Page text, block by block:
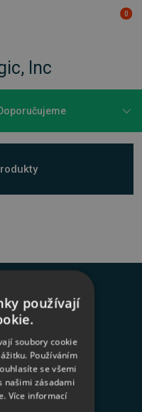
0
Inc
sezasíláním
osobních údajů
používají
soubory cookie
Používáním
se všemi
našimi zásadami
Více informací